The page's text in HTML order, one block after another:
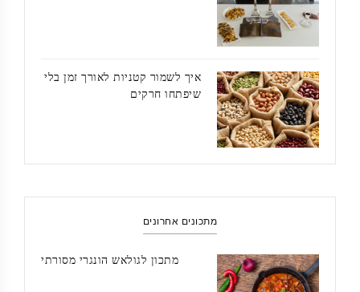
איך לשמור קטניות לאורך זמן בלי
שיפתחו חרקים
מתכונים אחרונים
מתכון לגולאש הונגרי מסורתי